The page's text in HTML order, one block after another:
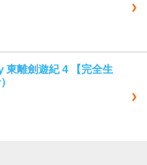
離劍遊紀 4 【完全生